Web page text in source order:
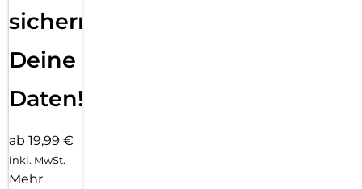
sichern
Deine
Daten!
ab 19,99 €
inkl. MwSt.
Mehr